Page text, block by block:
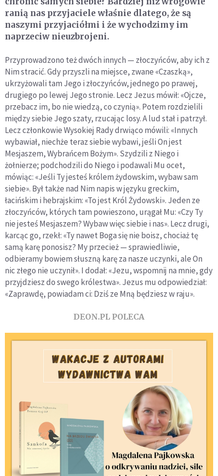
ranią nas przyjaciele właśnie dlatego, że są
naszymi przyjaciółmi i że wychodzimy im
naprzeciw nieuzbrojeni.
Przyprowadzono też dwóch innych — złoczyńców, aby ich z
Nim stracić. Gdy przyszli na miejsce, zwane «Czaszką»,
ukrzyżowali tam Jego i złoczyńców, jednego po prawej,
drugiego po lewej Jego stronie. Lecz Jezus mówił: «Ojcze,
przebacz im, bo nie wiedzą, co czynią». Potem rozdzielili
między siebie Jego szaty, rzucając losy. A lud stał i patrzył.
Lecz członkowie Wysokiej Rady drwiąco mówili: «Innych
wybawiał, niechże teraz siebie wybawi, jeśli On jest
Mesjaszem, Wybrańcem Bożym». Szydzili z Niego i
żołnierze; podchodzili do Niego i podawali Mu ocet,
mówiąc: «Jeśli Ty jesteś królem żydowskim, wybaw sam
siebie». Był także nad Nim napis w języku greckim,
łacińskim i hebrajskim: «To jest Król Żydowski». Jeden ze
złoczyńców, których tam powieszono, urągał Mu: «Czy Ty
nie jesteś Mesjaszem? Wybaw więc siebie i nas». Lecz drugi,
karcąc go, rzekł: «Ty nawet Boga się nie boisz, chociaż tę
samą karę ponosisz? My przecież — sprawiedliwie,
odbieramy bowiem słuszną karę za nasze uczynki, ale On
nic złego nie uczynił». I dodał: «Jezu, wspomnij na mnie, gdy
przyjdziesz do swego królestwa». Jezus mu odpowiedział:
«Zaprawdę, powiadam ci: Dziś ze Mną będziesz w raju».
DEON.PL POLECA